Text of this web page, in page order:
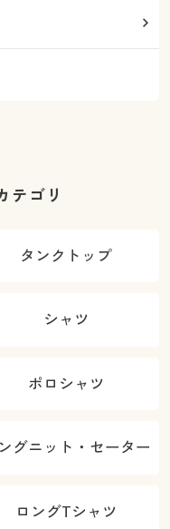
テゴリ
タンクトップ
シャツ
ポロシャツ
グニット・セーター
ロングTシャツ